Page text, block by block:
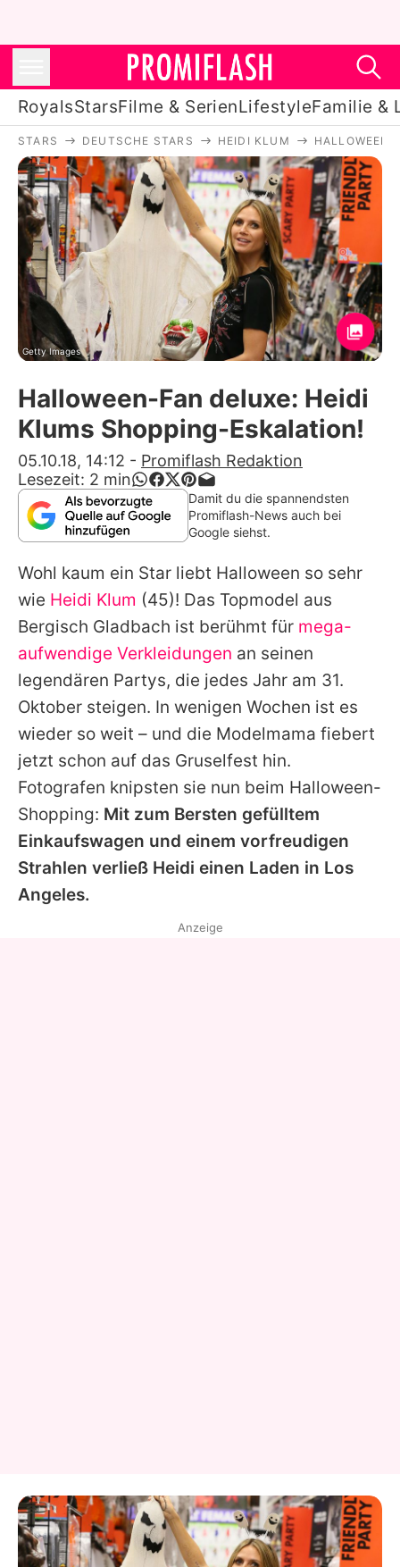
RoyalsStarsFilme & SerienLifestyleFamilie &
Royals
Stars
Filme & Serien
Lifestyle
Familie & Liebe
Promiflash Exklusiv
Alle Themen auf Promiflash
Jobs
App runterladen
Team
Redaktionelle Richtlinien
Impressum
Nutzungsbedingungen
Utiq verwalten
STARS DEUTSCHE STARS HEIDI KLUM
Getty Images
Halloween-Fan deluxe: Heidi
Klums Shopping-Eskalation!
05.10.18, 14:12 - Promiflash Redaktion
Lesezeit: 2 min
Damit du die spannendsten
Promiflash-News auch bei
Google siehst.
Wohl kaum ein Star liebt Halloween so sehr
wie Heidi Klum (45)! Das Topmodel aus
Bergisch Gladbach ist berühmt für mega-
aufwendige Verkleidungen an seinen
legendären Partys, die jedes Jahr am 31.
Oktober steigen. In wenigen Wochen ist es
wieder so weit – und die Modelmama fiebert
jetzt schon auf das Gruselfest hin.
Fotografen knipsten sie nun beim Halloween-
Shopping: Mit zum Bersten gefülltem
Einkaufswagen und einem vorfreudigen
Strahlen verließ Heidi einen Laden in Los
Angeles.
Anzeige